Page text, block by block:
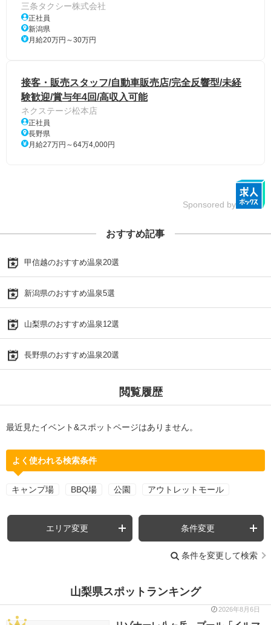
三条タクシー株式会社
正社員
新潟県
月給20万円～30万円
接客・販売スタッフ/自動車販売店/完全反響型/未経
験歓迎/賞与年4回/高収入可能
ネクステージ松本店
正社員
長野県
月給27万円～64万4,000円
Sponsored by
おすすめ記事
甲信越のおすすめ温泉20選
新潟県のおすすめ温泉5選
山梨県のおすすめ温泉12選
長野県のおすすめ温泉20選
閲覧履歴
最近見たイベント&スポットページはありません。
よく使われる検索条件
キャンプ場 BBQ場 公園 アウトレットモール
エリア変更 条件変更
条件を変更して検索
山梨県スポットランキング
2026年8月6日